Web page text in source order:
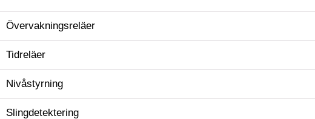
Övervakningsreläer
Tidreläer
Nivåstyrning
Slingdetektering